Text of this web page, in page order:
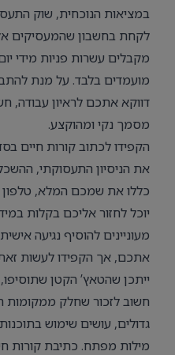
במציאות הנוכחית, שוק
לקחת בחשבון שהמעסיקים
מקבלים עשרות פניות מידי
מועמדים בלבד. על מנת
דווקא אתכם לראיון עבודה,
מסמך נקי ומהוקצע.
הקפידו לכתוב קורות חיים
את הניסיון התעסוקתי,
כללו את שמכם המלא, טלפון
יוכל לחזור אליכם בקלות
מעוניינים להוסיף נגיעה
אתכם, אך הקפידו לעשות
ייתכן שהטאץ’ הקטן
חשוב לזכור שחלק ממקומות
גדולים, עושים שימוש
מילות מפתח. כתיבת קורות